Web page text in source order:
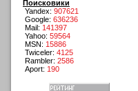
Поисковики
Yandex: 907621
Google: 636236
Mail: 141397
Yahoo: 59564
MSN: 15886
Twiceler: 4125
Rambler: 2586
Aport: 190